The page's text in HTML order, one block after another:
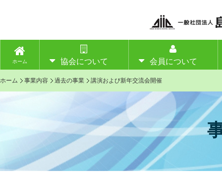
ホーム 協会について 会員について
ホーム 事業内容 過去の事業 講演および新年交流会開催